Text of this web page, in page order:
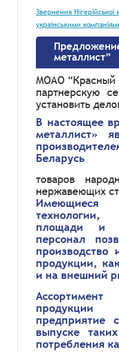
Звернення Нігерійської
українськими
металлист”
МОАО “Красный
партнерскую
установить
В настоящее
металлист»
Беларусь
товаров
нержавеющих
Имеющиеся
технологии,
площади и
персонал
продукции,
и на внешний
продукции
предприятие
выпуске
потребления